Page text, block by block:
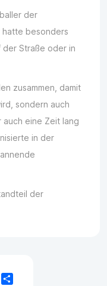
der
hatte besonders
Straße oder in
zusammen, damit
sondern auch
eine Zeit lang
in der
der
Email